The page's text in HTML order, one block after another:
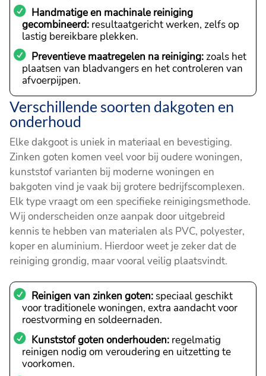
Handmatige en machinale reiniging
gecombineerd: resultaatgericht werken, zelfs op
lastig bereikbare plekken.
Preventieve maatregelen na reiniging:zoals het
plaatsen van bladvangers en het controleren van
afvoerpijpen.
Verschillende soorten dakgoten en
onderhoud
Elke dakgoot is uniek in materiaal en bevestiging.
Zinken goten komen veel voor bij oudere woningen,
kunststof varianten bij moderne woningen en
bakgoten vind je vaak bij grotere bedrijfscomplexen.
Elk type vraagt om een specifieke reinigingsmethode.
Wij onderscheiden onze aanpak door uitgebreid
kennis te hebben van materialen als PVC, polyester,
koper en aluminium. Hierdoor weet je zeker dat de
reiniging grondig, maar vooral veilig plaatsvindt.
Reinigen van zinken goten: speciaal geschikt
voor traditionele woningen, extra aandacht voor
roestvorming en soldeernaden.
Kunststof goten onderhouden: regelmatig
reinigen nodig om veroudering en uitzetting te
voorkomen.